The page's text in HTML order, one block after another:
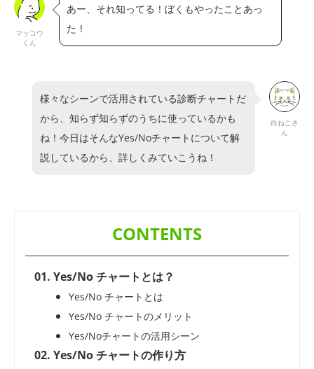
マッコウ
くん
あー、それ知ってる！ぼくもやったことあっ
た！
白ねこさ
ん
様々なシーンで活用されている診断チャートだ
から、知らず知らずのうちに使っているかも
ね！今日はそんなYes/Noチャートについて解
説しているから、詳しくみていこうね！
Yes/No チャートとは？
Yes/No チャートとは
Yes/No チャートのメリット
Yes/Noチャートの活用シーン
Yes/No チャートの作り方